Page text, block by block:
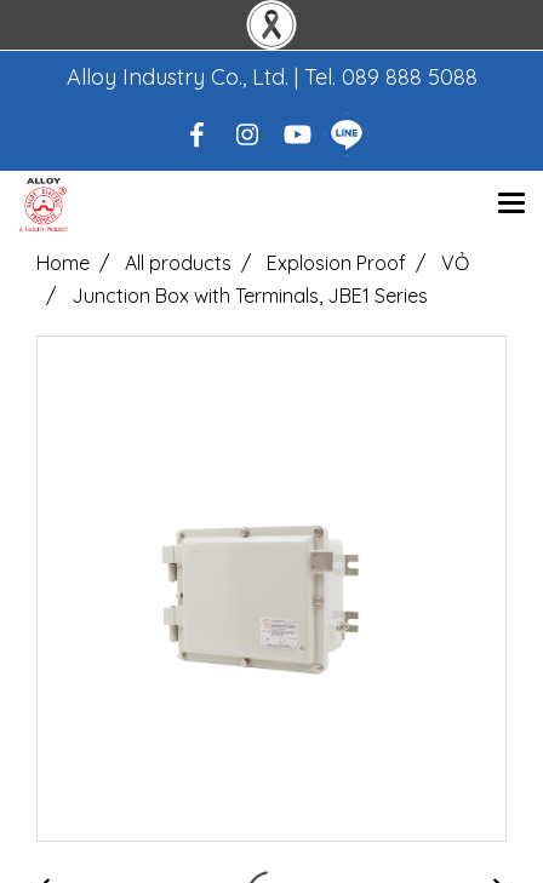
Alloy Industry Co., Ltd. | Tel. 089 888 5088
Home All products Explosion Proof
VỎ
Junction Box with Terminals, JBE1 Series